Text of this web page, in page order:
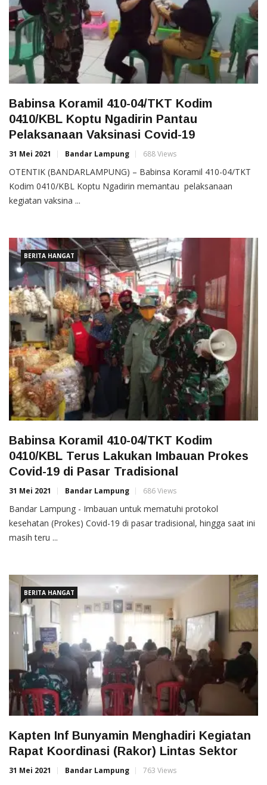
Babinsa Koramil 410-04/TKT Kodim
0410/KBL Koptu Ngadirin Pantau
Pelaksanaan Vaksinasi Covid-19
31 Mei 2021 Bandar Lampung 688 Views
OTENTIK (BANDARLAMPUNG) – Babinsa Koramil 410-04/TKT
Kodim 0410/KBL Koptu Ngadirin memantau pelaksanaan
kegiatan vaksina ...
BERITA HANGAT
Babinsa Koramil 410-04/TKT Kodim
0410/KBL Terus Lakukan Imbauan Prokes
Covid-19 di Pasar Tradisional
31 Mei 2021 Bandar Lampung 686 Views
Bandar Lampung - Imbauan untuk mematuhi protokol
kesehatan (Prokes) Covid-19 di pasar tradisional, hingga saat ini
masih teru ...
BERITA HANGAT
Kapten Inf Bunyamin Menghadiri Kegiatan
Rapat Koordinasi (Rakor) Lintas Sektor
31 Mei 2021 Bandar Lampung 763 Views